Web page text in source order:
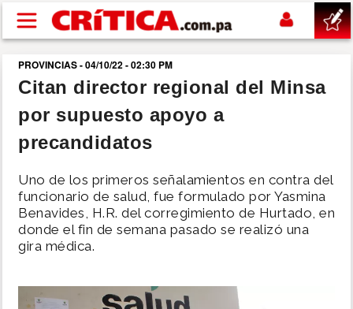
Pasar al contenido principal
buscar
SUCESOS
POLÍTICA
SHOW
PROVINCIAS - 04/10/22 - 02:30 PM
Citan director regional del Minsa
por supuesto apoyo a
precandidatos
Uno de los primeros señalamientos en contra del
funcionario de salud, fue formulado por Yasmina
Benavides, H.R. del corregimiento de Hurtado, en
donde el fin de semana pasado se realizó una
gira médica.